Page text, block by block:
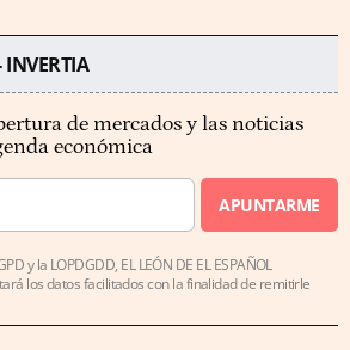
INVERTIA
de mercados y las noticias
económica
APUNTARME
y la LOPDGDD, EL LEÓN DE EL ESPAÑOL
los datos facilitados con la finalidad de remitirle